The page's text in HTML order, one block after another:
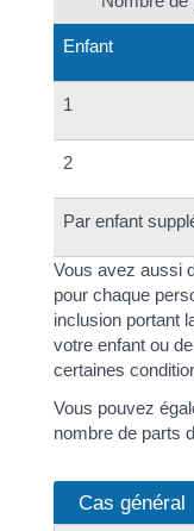
Enfant
1
2
Par enfant
Vous avez aussi
pour chaque
inclusion portant
votre enfant ou
certaines
Vous pouvez
nombre de parts
Cas général